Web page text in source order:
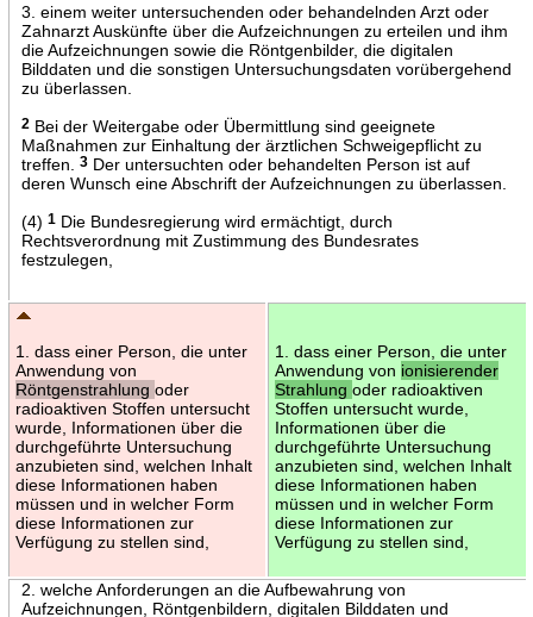
3. einem weiter untersuchenden oder behandelnden Arzt oder
Zahnarzt Auskünfte über die Aufzeichnungen zu erteilen und ihm
die Aufzeichnungen sowie die Röntgenbilder, die digitalen
Bilddaten und die sonstigen Untersuchungsdaten vorübergehend
zu überlassen.
2Bei der Weitergabe oder Übermittlung sind geeignete
Maßnahmen zur Einhaltung der ärztlichen Schweigepflicht zu
treffen.
3Der untersuchten oder behandelten Person ist auf
deren Wunsch eine Abschrift der Aufzeichnungen zu überlassen.
(4) 1Die Bundesregierung wird ermächtigt, durch
Rechtsverordnung mit Zustimmung des Bundesrates
festzulegen,
1. dass einer Person, die unter
Anwendung von
Röntgenstrahlung oder
radioaktiven Stoffen untersucht
wurde, Informationen über die
durchgeführte Untersuchung
anzubieten sind, welchen Inhalt
diese Informationen haben
müssen und in welcher Form
diese Informationen zur
Verfügung zu stellen sind,
1. dass einer Person, die unter
Anwendung von ionisierender
Strahlung oder radioaktiven
Stoffen untersucht wurde,
Informationen über die
durchgeführte Untersuchung
anzubieten sind, welchen Inhalt
diese Informationen haben
müssen und in welcher Form
diese Informationen zur
Verfügung zu stellen sind,
2. welche Anforderungen an die Aufbewahrung von
Aufzeichnungen, Röntgenbildern, digitalen Bilddaten und